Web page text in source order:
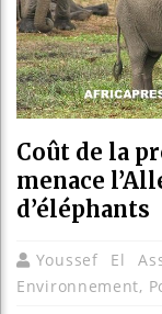
Coût de la
menace
d’éléphants
Youssef El
Environnement,